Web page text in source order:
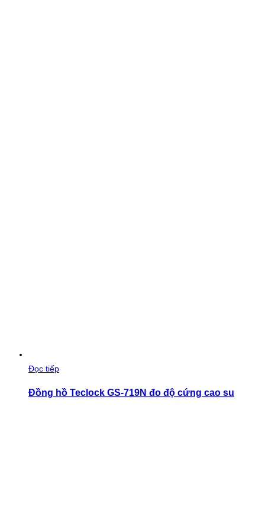
Đọc tiếp
Đồng hồ Teclock GS-719N đo độ cứng cao su